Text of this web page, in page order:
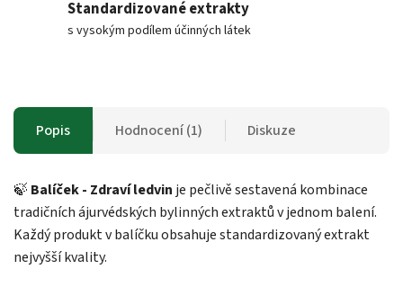
Standardizované extrakty
s vysokým podílem účinných látek
Popis Hodnocení (1) Diskuze
🍃 Balíček - Zdraví ledvin je pečlivě sestavená kombinace
tradičních ájurvédských bylinných extraktů v jednom balení.
Každý produkt v balíčku obsahuje standardizovaný extrakt
nejvyšší kvality.